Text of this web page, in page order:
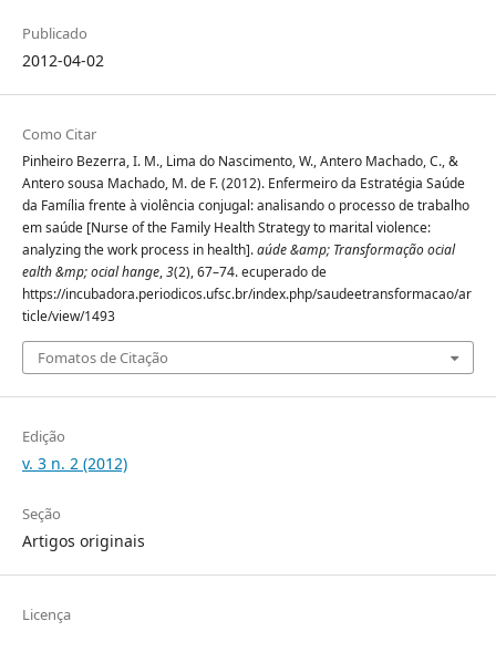
Publicado
2012-04-02
Como Citar
Pinheiro Bezerra, I. M., Lima do Nascimento, W., Antero Machado, C., &
Antero sousa Machado, M. de F. (2012). Enfermeiro da Estratégia Saúde
da Família frente à violência conjugal: analisando o processo de trabalho
em saúde [Nurse of the Family Health Strategy to marital violence:
analyzing the work process in health].aúde &amp; Transformação ocial
ealth &mp; ocial hange,3(2), 67–74. ecuperado de
https://incubadora.periodicos.ufsc.br/index.php/saudeetransformacao/ar
ticle/view/1493
Fomatos de Citação
Edição
v. 3 n. 2 (2012)
Seção
Artigos originais
Licença